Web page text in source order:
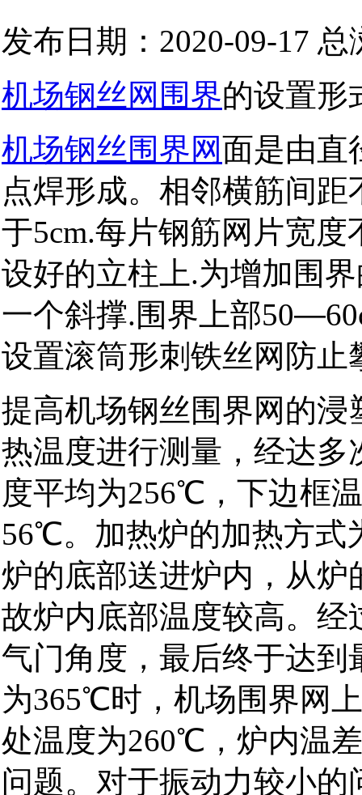
发布日期：2020-09-17 总
机场钢丝网围界的设置形
机场钢丝围界网面是由直
点焊形成。相邻横筋间距
于5cm.每片钢筋网片宽度
设好的立柱上.为增加围
一个斜撑.围界上部50—
设置滚筒形刺铁丝网防止
提高机场钢丝围界网的
热温度进行测量，经达
度平均为256℃，下边框
56℃。加热炉的加热方式
炉的底部送进炉内，从
故炉内底部温度较高。
气门角度，最后终于达
为365℃时，机场围界网
处温度为260℃，炉内温
问题。对于振动力较小